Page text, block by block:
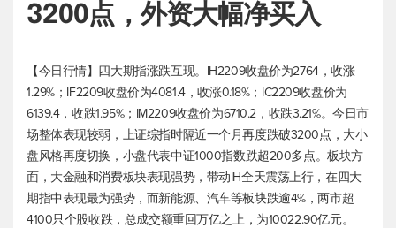
3200点，外资大幅净买入
【今日行情】四大期指涨跌互现。IH2209收盘价为2764，收涨
1.29%；IF2209收盘价为4081.4，收涨0.18%；IC2209收盘价为
6139.4，收跌1.95%；IM2209收盘价为6710.2，收跌3.21%。今日市
场整体表现较弱，上证综指时隔近一个月再度跌破3200点，大小
盘风格再度切换，小盘代表中证1000指数跌超200多点。板块方
面，大金融和消费板块表现强势，带动IH全天震荡上行，在四大
期指中表现最为强势，而新能源、汽车等板块跌逾4%，两市超
4100只个股收跌，总成交额重回万亿之上，为10022.90亿元。